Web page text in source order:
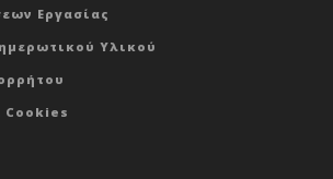
Εργασίας
Υλικού
Cookies